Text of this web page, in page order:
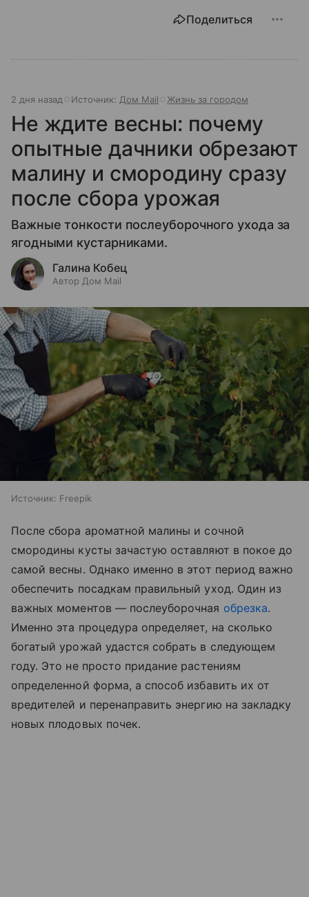
Поделиться
2 дня назад Источник: Дом Mail Жизнь за городом
Не ждите весны: почему
опытные дачники обрезают
малину и смородину сразу
после сбора урожая
Важные тонкости послеуборочного ухода за
ягодными кустарниками.
Галина Кобец
Автор Дом Mail
Источник: Freepik
После сбора ароматной малины и сочной
смородины кусты зачастую оставляют в покое до
самой весны. Однако именно в этот период важно
обеспечить посадкам правильный уход. Один из
важных моментов — послеуборочная обрезка.
Именно эта процедура определяет, на сколько
богатый урожай удастся собрать в следующем
году. Это не просто придание растениям
определенной форма, а способ избавить их от
вредителей и перенаправить энергию на закладку
новых плодовых почек.